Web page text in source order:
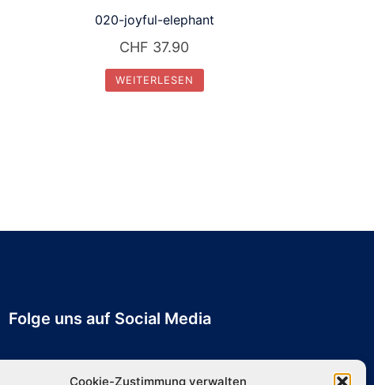
Cookie-Zustimmung verwalten
020-joyful-elephant
CHF 37.90
WEITERLESEN
Folge uns auf Social Media